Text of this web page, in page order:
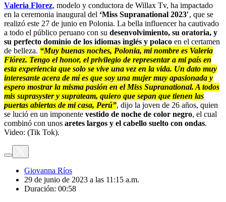
Valeria Florez, modelo y conductora de Willax Tv, ha impactado
en la ceremonia inaugural del ‘Miss Supranational 2023′, que se
realizó este 27 de junio en Polonia. La bella influencer ha cautivado
a todo el público peruano con su desenvolvimiento, su oratoria, y
su perfecto dominio de los idiomas inglés y polaco en el certamen
de belleza. “Muy buenas noches, Polonia, mi nombre es Valeria
Flórez. Tengo el honor, el privilegio de representar a mi país en
esta experiencia que solo se vive una vez en la vida. Un dato muy
interesante acera de mí es que soy una mujer muy apasionada y
espero mostrar la misma pasión en el Miss Supranational. A todos
mis suprasyster y suprateam, quiero que sepan que tienen las
puertas abiertas de mi casa, Perú”, dijo la joven de 26 años, quien
se lució en un imponente vestido de noche de color negro, el cual
combinó con unos aretes largos y el cabello suelto con ondas.
Video: (Tik Tok).
Giovanna Ríos
29 de junio de 2023 a las 11:15 a.m.
Duración: 00:58